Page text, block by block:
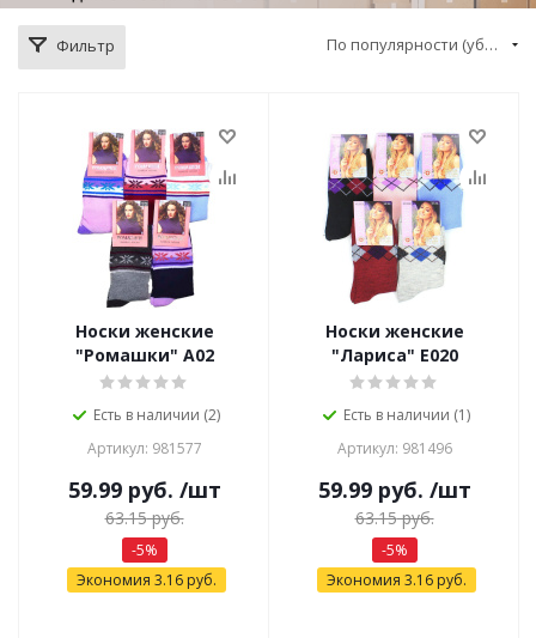
Фильтр По популярности (убывание)
Носки женские
"Ромашки" А02
Есть в наличии (2)
Артикул: 981577
59.99руб. /шт
63.15руб.
-5%
Экономия 3.16руб.
Носки женские
"Лариса" Е020
Есть в наличии (1)
Артикул: 981496
59.99руб. /шт
63.15руб.
-5%
Экономия 3.16руб.